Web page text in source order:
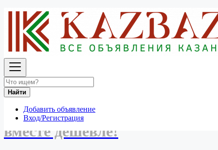
Найти
Добавить объявление
Вход/Регистрация
Россия
Услуги
Другие услуги
Внимание! Сервис Совместной Рекламы – вместе
Вернуться к результатам
Внимание! Сервис
Совместной Рекламы –
вместе дешевле!